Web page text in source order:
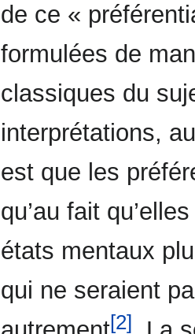
de ce «
formulées de
classiques du
interprétations,
est que les
qu’au fait
états mentaux
qui ne seraient
[2]